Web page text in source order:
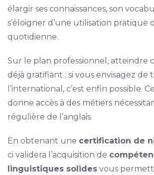
élargir ses connaissances, son
s’éloigner d’une utilisation pratique
quotidienne.
Sur le plan professionnel, atteindre
déjà gratifiant : si vous envisagez de
l’international, c’est enfin possible.
donne accès à des métiers
régulière de l’anglais.
En obtenant une certification de
ci validera l’acquisition de
linguistiques solidesvous